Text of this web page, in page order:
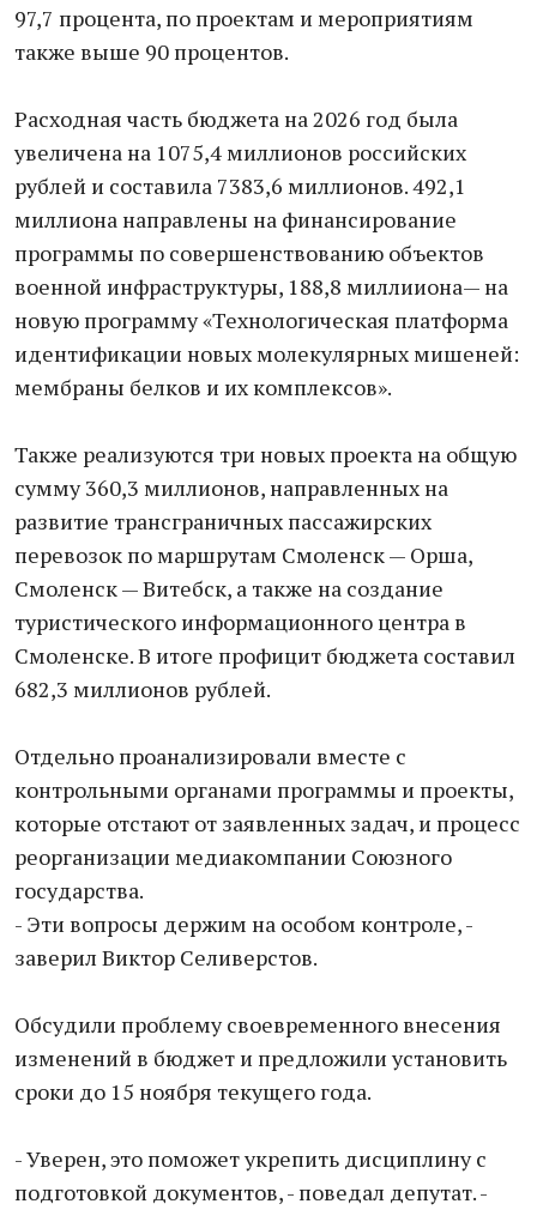
97,7 процента, по проектам и мероприятиям
также выше 90 процентов.
Расходная часть бюджета на 2026 год была
увеличена на 1075,4 миллионов российских
рублей и составила 7383,6 миллионов. 492,1
миллиона направлены на финансирование
программы по совершенствованию объектов
военной инфраструктуры, 188,8 миллииона— на
новую программу «Технологическая платформа
идентификации новых молекулярных мишеней:
мембраны белков и их комплексов».
Также реализуются три новых проекта на общую
сумму 360,3 миллионов, направленных на
развитие трансграничных пассажирских
перевозок по маршрутам Смоленск — Орша,
Смоленск — Витебск, а также на создание
туристического информационного центра в
Смоленске. В итоге профицит бюджета составил
682,3 миллионов рублей.
Отдельно проанализировали вместе с
контрольными органами программы и проекты,
которые отстают от заявленных задач, и процесс
реорганизации медиакомпании Союзного
государства.
- Эти вопросы держим на особом контроле, -
заверил Виктор Селиверстов.
Обсудили проблему своевременного внесения
изменений в бюджет и предложили установить
сроки до 15 ноября текущего года.
- Уверен, это поможет укрепить дисциплину с
подготовкой документов, - поведал депутат. -